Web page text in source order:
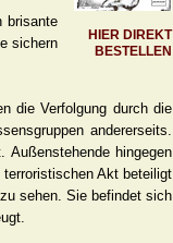
HIER DIREKT
BESTELLEN
brisante
sichern
die Verfolgung durch die
andererseits.
hingegen
Akt beteiligt
sehen. Sie befindet sich